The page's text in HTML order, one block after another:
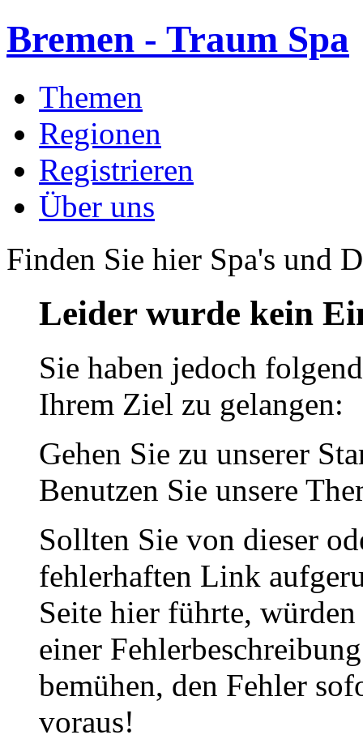
Bremen - Traum Spa
Themen
Regionen
Registrieren
Über uns
Finden Sie hier Spa's und
Leider wurde kein
Sie haben jedoch
Ihrem Ziel zu gelangen:
Gehen Sie zu unserer
Benutzen Sie unsere
Sollten Sie von dieser
fehlerhaften Link
Seite hier führte,
einer
bemühen, den Fehler
voraus!